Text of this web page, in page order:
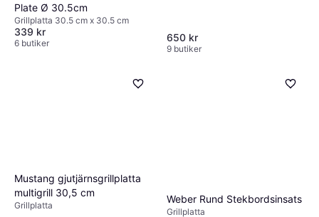
Plate Ø 30.5cm
Grillplatta 30.5 cm x 30.5 cm
339 kr
6 butiker 650 kr
9 butiker
Mustang gjutjärnsgrillplatta
multigrill 30,5 cm
Grillplatta
Weber Rund Stekbordsinsats
Grillplatta